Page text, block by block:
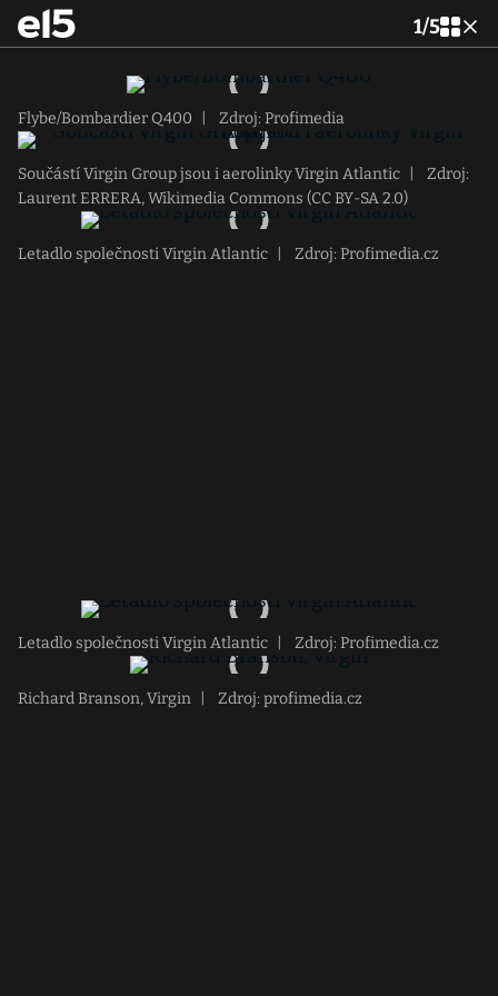
1/5
Flybe/Bombardier Q400 Zdroj: Profimedia
Součástí Virgin Group jsou i aerolinky Virgin Atlantic
Zdroj:
Laurent ERRERA, Wikimedia Commons (CC BY-SA 2.0)
Letadlo společnosti Virgin Atlantic Zdroj: Profimedia.cz
Letadlo společnosti Virgin Atlantic Zdroj: Profimedia.cz
Richard Branson, Virgin Zdroj: profimedia.cz